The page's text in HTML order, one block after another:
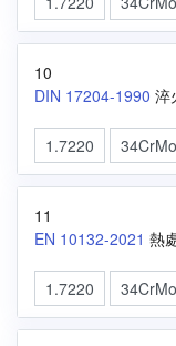
10
DIN 17204-1990 淬
1.7220
11
EN 10132-2021 熱
1.7220